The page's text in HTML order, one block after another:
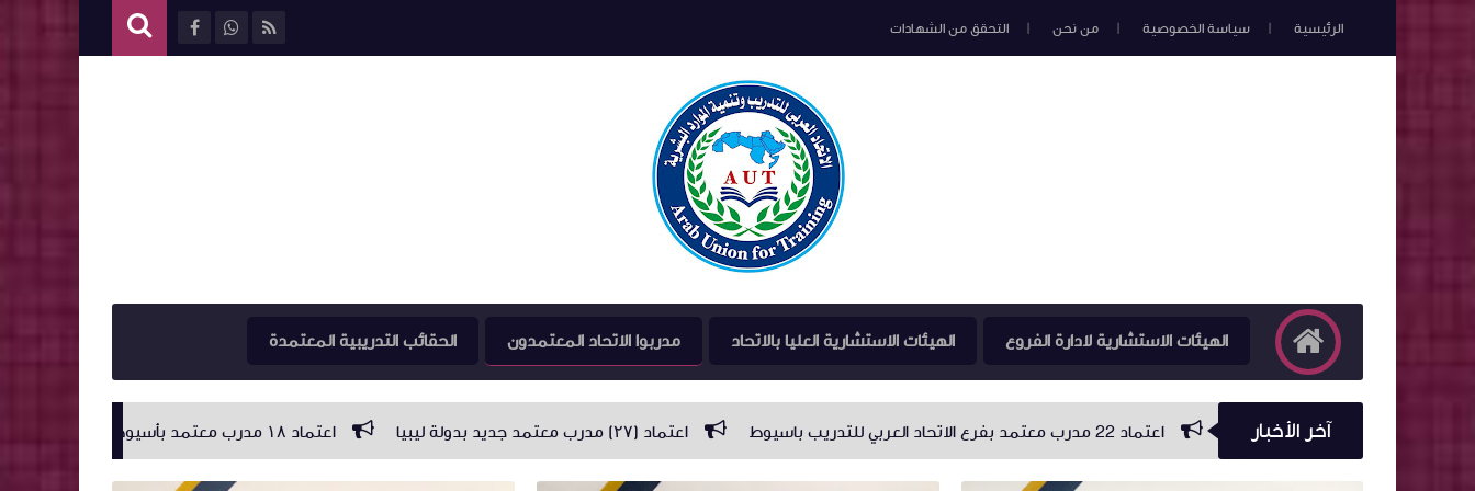
الرئيسية سياسة الخصوصية من نحن التحقق من الشهادات
الهيئات الاستشارية لادارة الفروع الهيئات الاستشارية العليا بالاتحاد مدربوا الاتحاد المعتمدون الحقائب التدريبية المعتمدة
آخر الأخبار
اعتماد 22 مدرب معتمد بفرع الاتحاد العربي للتدريب باسيوط اعتماد (٢٧) مدرب معتمد جديد بدولة ليبيا اعتماد ١٨ مدرب معتمد بأسيوط اعتماد (١٨) مدرب متقدم بمحافظة اسيوط